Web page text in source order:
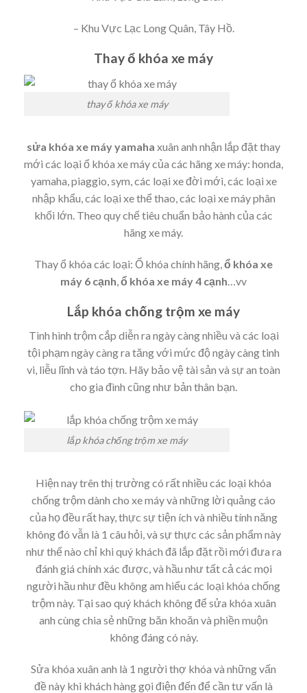
– Khu Vực Lạc Long Quân, Tây Hồ.
Thay ổ khóa xe máy
thay ổ khóa xe máy
sửa khóa xe máy yamaha xuân anh nhận lắp đặt thay
mới các loại ổ khóa xe máy của các hãng xe máy: honda,
yamaha, piaggio, sym, các loại xe đời mới, các loại xe
nhập khẩu, các loại xe thể thao, các loại xe máy phân
khối lớn. Theo quy chế tiêu chuẩn bảo hành của các
hãng xe máy.
Thay ổ khóa các loại: Ổ khóa chính hãng, ổ khóa xe
máy 6 cạnh ổ khóa xe máy 4 cạnh …vv
Lắp khóa chống trộm xe máy
Tình hình trộm cắp diễn ra ngày càng nhiều và các loại
tội phạm ngày càng ra tăng với mức độ ngày càng tinh
vi, liễu lĩnh và táo tợn. Hãy bảo vệ tài sản và sự an toàn
cho gia đình cũng như bản thân bạn.
lắp khóa chống trộm xe máy
Hiện nay trên thị trường có rất nhiều các loại khóa
chống trộm dành cho xe máy và những lời quảng cáo
của họ đều rất hay, thực sự tiện ích và nhiều tính năng
không đó vẫn là 1 câu hỏi, và sự thực các sản phẩm này
như thế nào chỉ khi quý khách đã lắp đặt rồi mới đưa ra
đánh giá chính xác được, và hầu như tất cả các mọi
người hầu như đều không am hiểu các loại khóa chống
trộm này. Tại sao quý khách không để sửa khóa xuân
anh cùng chia sẻ những băn khoăn và phiền muộn
không đáng có này.
Sửa khóa xuân anh là 1 người thợ khóa và những vấn
đề này khi khách hàng gọi điện đến để cần tư vấn là